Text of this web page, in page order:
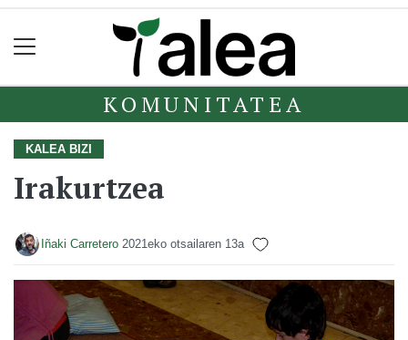
KOMUNITATEA
KALEA BIZI
Irakurtzea
Iñaki Carretero 2021eko otsailaren 13a